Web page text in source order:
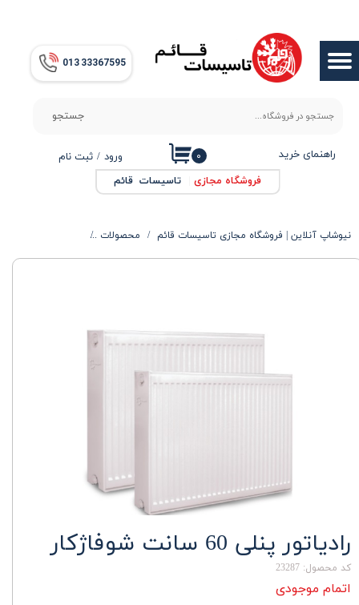
013​​​​​​​ 33367595
جستجو
ورود / ثبت نام
حساب کاربری من
تغییر گذر واژه
سفارشات
خروج از حساب کاربری
راهنمای خرید ۰
فروشگاه مجازی تاسیسات قائم
نیوشاپ آنلاین | فروشگاه مجازی تاسیسات قائم محصولات
رادیاتور پنلی 60 سانت شوفاژکار
کد محصول: 23287
اتمام موجودی